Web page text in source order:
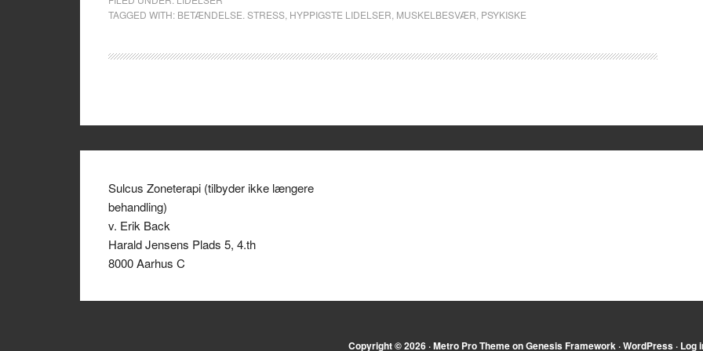
TAGGED WITH: BETÆNDELSE. STRESS HYPPIGSTE LIDELSER MUSKELBESVÆR PSYKISKE
Sulcus Zoneterapi (tilbyder ikke længere
behandling)
v. Erik Back
Harald Jensens Plads 5, 4.th
8000 Aarhus C
Copyright © 2026 ·Metro Pro ThemeonGenesis Framework·WordPress· Log